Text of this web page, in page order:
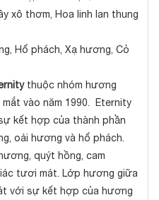
xô thơm, Hoa linh lan thung
Hổ phách, Xạ hương, Cỏ
thuộc nhóm hương
vào năm 1990. Eternity
kết hợp của thành phần
oải hương và hổ phách.
quýt hồng, cam
tươi mát. Lớp hương giữa
với sự kết hợp của hương